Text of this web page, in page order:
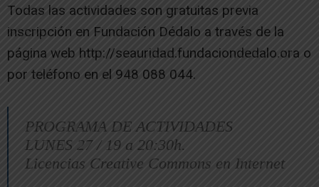
Todas las actividades son gratuitas previa
inscripción en Fundación Dédalo a través de la
página web http://seauridad.fundaciondedalo.ora o
por teléfono en el 948 088 044.
PROGRAMA DE ACTIVIDADES
LUNES 27 / 19 a 20:30h.
Licencias Creative Commons en Internet